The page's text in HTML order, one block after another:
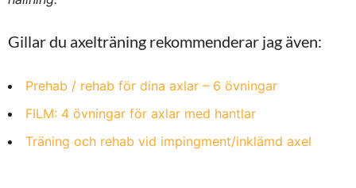
Gillar du axelträning rekommenderar jag även:
Prehab / rehab för dina axlar – 6 övningar
FILM: 4 övningar för axlar med hantlar
Träning och rehab vid impingment/inklämd axel